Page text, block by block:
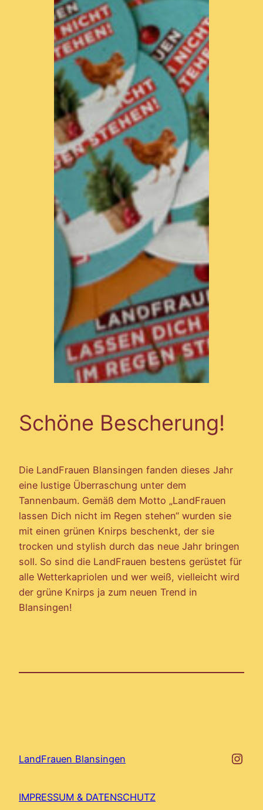
Schöne Bescherung!
Die LandFrauen Blansingen fanden dieses Jahr
eine lustige Überraschung unter dem
Tannenbaum. Gemäß dem Motto „LandFrauen
lassen Dich nicht im Regen stehen“ wurden sie
mit einen grünen Knirps beschenkt, der sie
trocken und stylish durch das neue Jahr bringen
soll. So sind die LandFrauen bestens gerüstet für
alle Wetterkapriolen und wer weiß, vielleicht wird
der grüne Knirps ja zum neuen Trend in
Blansingen!
LandFrauen Blansingen
IMPRESSUM & DATENSCHUTZ